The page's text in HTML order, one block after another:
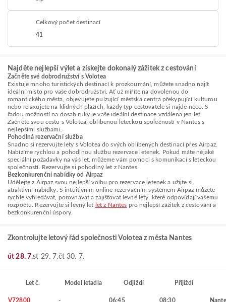
Celkový počet destinací
41
Najděte nejlepší výlet a získejte dokonalý zážitek z cestování
Začněte své dobrodružství s Volotea
Existuje mnoho turistických destinací k prozkoumání, můžete snadno najít
ideální místo pro vaše dobrodružství. Ať už míříte na dovolenou do
romantického města, objevujete pulzující městská centra překypující kulturou
nebo relaxujete na klidných plážích, každý typ cestovatele si najde něco. S
řadou možností na dosah ruky je vaše ideální destinace vzdálena jen let.
Začněte svou cestu s Volotea, oblíbenou leteckou společností v Nantes s
nejlepšími službami.
Pohodlná rezervační služba
Snadno si rezervujte lety s Volotea do svých oblíbených destinací přes Airpaz.
Nabízíme rychlou a pohodlnou službu rezervace letenek. Pokud máte nějaké
speciální požadavky na váš let, můžeme vám pomoci s komunikací s leteckou
společností. Rezervujte si pohodlný let z Nantes.
Bezkonkurenční nabídky od Airpaz
Udělejte z Airpaz svou nejlepší volbu pro rezervace letenek a užijte si
atraktivní nabídky. S intuitivním online rezervačním systémem Airpaz můžete
rychle vyhledávat, porovnávat a zajišťovat levné lety, které odpovídají vašemu
rozpočtu. Rezervujte si levný let let z Nantes pro nejlepší zážitek z cestování a
bezkonkurenční úspory.
Zkontrolujte letový řád společnosti Volotea z města Nantes
út 28. 7.st 29. 7.čt 30. 7.
Let č. Model letadla Odjíždí Přijíždí
V72800 - 06:45 08:30